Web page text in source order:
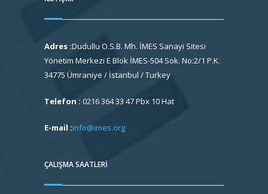
Adres :Dudullu O.S.B. Mh. İMES Sanayi Sitesi
Yönetim Merkezi E Blok İMES-504 Sok. No:2/1 P.K.
34775 Ümraniye / İstanbul / Turkey
Telefon : 0216 364 33 47 Pbx 10 Hat
E-mail :info@imes.org
ÇALIŞMA SAATLERI